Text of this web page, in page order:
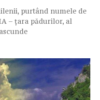
purtând numele de
– țara pădurilor, al